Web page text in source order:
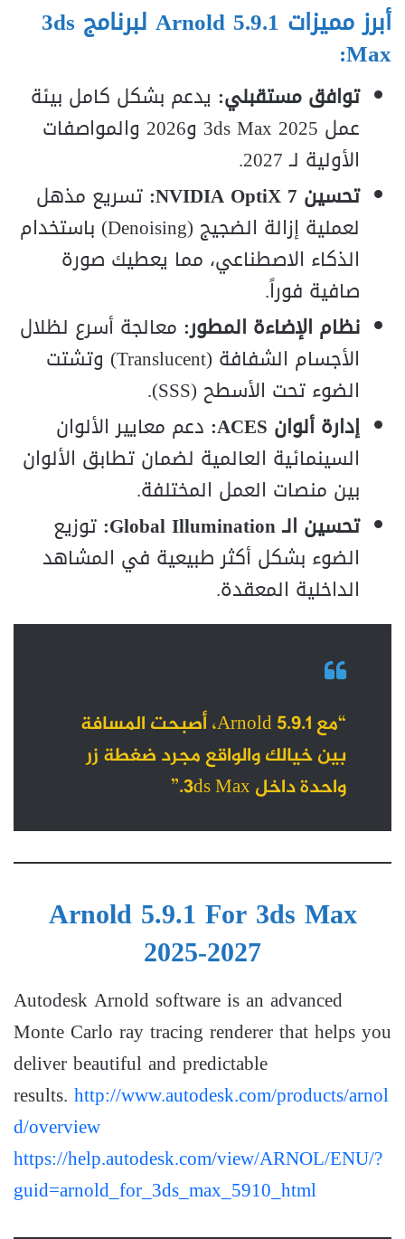
أبرز مميزات Arnold 5.9.1 لبرنامج 3ds
Max:
توافق مستقبلي: يدعم بشكل كامل بيئة
عمل 3ds Max 2025 و2026 والمواصفات
الأولية لـ 2027.
تحسين NVIDIA OptiX 7:
تسريع مذهل
لعملية إزالة الضجيج (Denoising) باستخدام
الذكاء الاصطناعي، مما يعطيك صورة
صافية فوراً.
نظام الإضاءة المطور: معالجة أسرع لظلال
الأجسام الشفافة (Translucent) وتشتت
الضوء تحت الأسطح (SSS).
إدارة ألوان ACES:
دعم معايير الألوان
السينمائية العالمية لضمان تطابق الألوان
بين منصات العمل المختلفة.
تحسين الـ Global Illumination:
توزيع
الضوء بشكل أكثر طبيعية في المشاهد
الداخلية المعقدة.
“مع Arnold 5.9.1، أصبحت المسافة
بين خيالك والواقع مجرد ضغطة زر
واحدة داخل 3ds Max.”
Arnold 5.9.1 For 3ds Max
2025-2027
Autodesk Arnold software is an advanced
Monte Carlo ray tracing renderer that helps you
deliver beautiful and predictable
results. http://www.autodesk.com/products/arnol
d/overview
https://help.autodesk.com/view/ARNOL/ENU/?
guid=arnold_for_3ds_max_5910_html